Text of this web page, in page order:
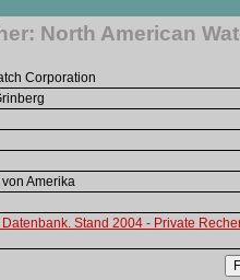
North American
Corporation
Amerika
Datenbank. Stand 2004 - Private